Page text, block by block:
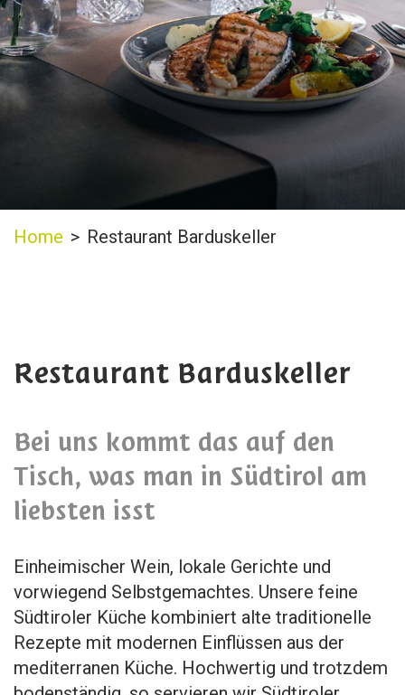
Home > Restaurant Barduskeller
Restaurant Barduskeller
Bei uns kommt das auf den
Tisch, was man in Südtirol am
liebsten isst
Einheimischer Wein, lokale Gerichte und
vorwiegend Selbstgemachtes. Unsere feine
Südtiroler Küche kombiniert alte traditionelle
Rezepte mit modernen Einflüssen aus der
mediterranen Küche. Hochwertig und trotzdem